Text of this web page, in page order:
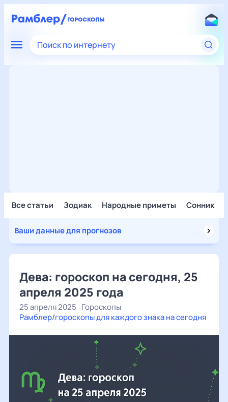
Поиск по интернету
Все статьи Зодиак Народные приметы Сонник
Ваши данные для прогнозов
Дева: гороскоп на сегодня, 25
апреля 2025 года
25 апреля 2025 Гороскопы
Рамблер/гороскопы для каждого знака на сегодня